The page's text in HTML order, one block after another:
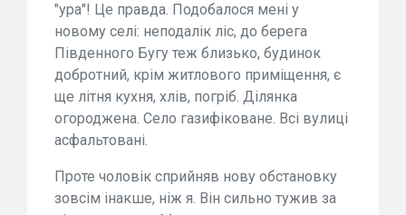
"ура"! Це правда. Подобалося мені у
новому селі: неподалік ліс, до берега
Південного Бугу теж близько, будинок
добротний, крім житлового приміщення, є
ще літня кухня, хлів, погріб. Ділянка
огороджена. Село газифіковане. Всі вулиці
асфальтовані.
Проте чоловік сприйняв нову обстановку
зовсім інакше, ніж я. Він сильно тужив за